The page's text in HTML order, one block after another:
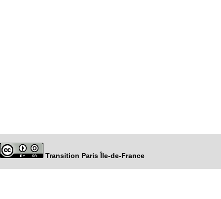
Transition Paris Île-de-France